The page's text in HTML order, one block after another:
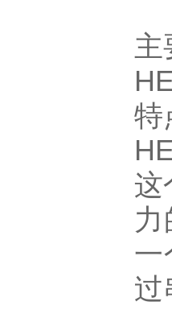
主
特
这
一
过